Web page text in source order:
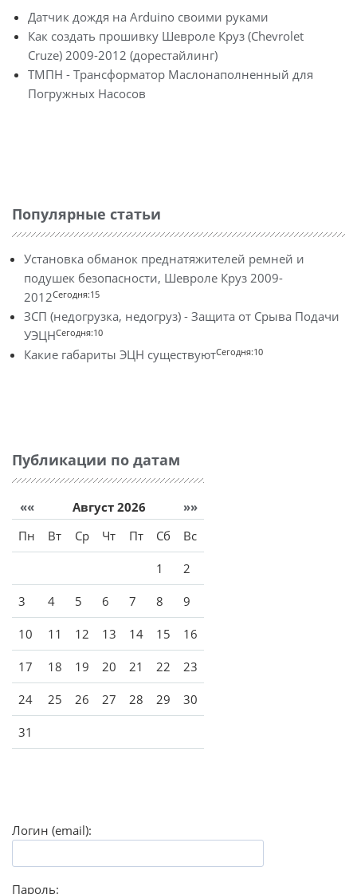
Датчик дождя на Arduino своими руками
Как создать прошивку Шевроле Круз (Chevrolet
Cruze) 2009-2012 (дорестайлинг)
ТМПН - Трансформатор Маслонаполненный для
Погружных Насосов
Популярные статьи
Установка обманок преднатяжителей ремней и
подушек безопасности, Шевроле Круз 2009-
2012Сегодня:15
ЗСП (недогрузка, недогруз) - Защита от Срыва Подачи
УЭЦНСегодня:10
Какие габариты ЭЦН существуютСегодня:10
Публикации по датам
«« Август 2026
»»
Пн
Вт Ср Чт Пт Сб Вс
1 2
3 4 5 6 7 8 9
10 11 12 13 14 15 16
17 18 19 20 21 22 23
24 25 26 27 28 29 30
31
Логин (email):
Пароль: